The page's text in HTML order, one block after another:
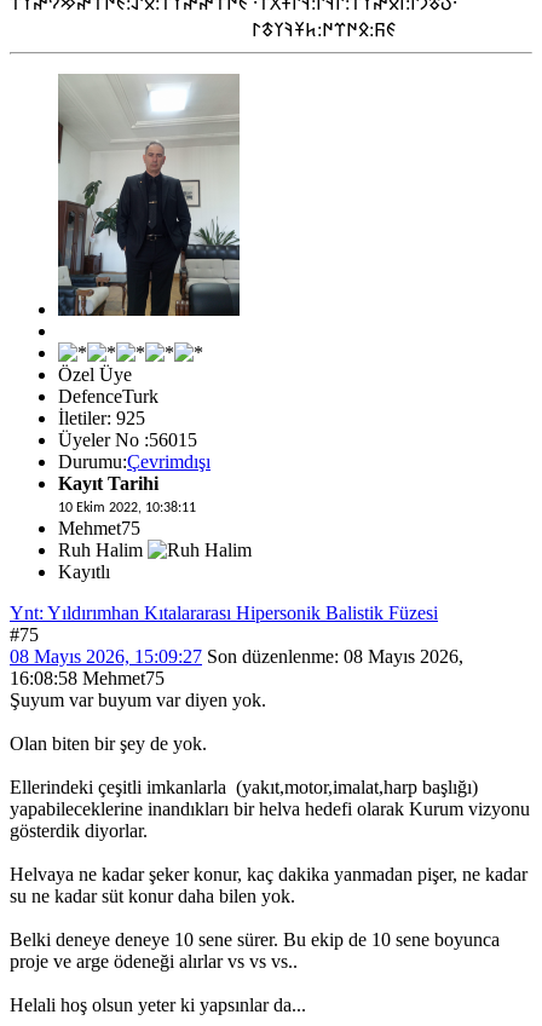
𐰏𐰜:𐰋𐰇𐰼𐰇:𐱅𐱁𐰚𐰠𐱃𐰃
Özel Üye
DefenceTurk
İletiler: 925
Üyeler No :56015
Durumu:Çevrimdışı
Kayıt Tarihi
10 Ekim 2022, 10:38:11
Mehmet75
Ruh Halim
Kayıtlı
Ynt: Yıldırımhan Kıtalararası Hipersonik Balistik Füzesi
#75
08 Mayıs 2026, 15:09:27 Son düzenlenme: 08 Mayıs 2026,
16:08:58 Mehmet75
Şuyum var buyum var diyen yok.
Olan biten bir şey de yok.
Ellerindeki çeşitli imkanlarla (yakıt,motor,imalat,harp başlığı)
yapabileceklerine inandıkları bir helva hedefi olarak Kurum vizyonu
gösterdik diyorlar.
Helvaya ne kadar şeker konur, kaç dakika yanmadan pişer, ne kadar
su ne kadar süt konur daha bilen yok.
Belki deneye deneye 10 sene sürer. Bu ekip de 10 sene boyunca
proje ve arge ödeneği alırlar vs vs vs..
Helali hoş olsun yeter ki yapsınlar da...